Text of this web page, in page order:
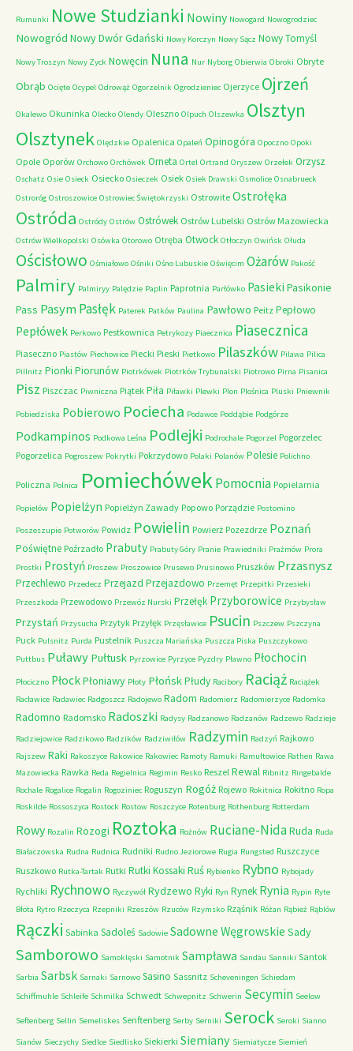
Rumunki Nowe Studzianki Nowiny Nowogard Nowogrodziec
Nowogród Nowy Dwór Gdański Nowy Korczyn Nowy Sącz Nowy Tomyśl
Nowy Troszyn Nowy Zyck Nowęcin Nuna Nur Nyborg Obierwia Obroki Obryte
Obrąb Ocięte Ocypel Odrowąż Ogorzelnik Ogrodzieniec Ojerzyce Ojrzeń
Okalewo Okuninka Olecko Olendy Oleszno Olpuch Olszewka Olsztyn
Olsztynek Olędzkie Opalenica Opaleń Opinogóra Opoczno Opoki
Opole Oporów Orchowo Orchówek Orneta Ortel Ortrand Oryszew Orzełek Orzysz
Oschatz Osie Osieck Osiecko Osieczek Osiek Osiek Drawski Osmolice Osnabrueck
Ostroróg Ostroszowice Ostrowiec Świętokrzyski Ostrowite Ostrołęka
Ostróda Ostródy Ostrów Ostrówek Ostrów Lubelski Ostrów Mazowiecka
Ostrów Wielkopolski Osówka Otorowo Otręba Otwock Otłoczyn Owińsk Ołuda
Ościsłowo Ośmiałowo Ośniki Ośno Lubuskie Oświęcim Ożarów Pakość
Palmiry Palmiryy Palędzie Paplin Paprotnia Parłówko Pasieki Pasikonie
Pass PasymPasłęk Paterek Patków Paulina Pawłowo Peitz Pepłowo
Pepłówek Perkowo Pestkownica Petrykozy Piaecznica Piasecznica
Piaseczno Piastów Piechowice Piecki Pieski Pietkowo Pilaszków Pilawa Pilica
Pillnitz Pionki Piorunów Piotrkówek Piotrków Trybunalski Piotrowo Pirna Pisanica
Pisz Piszczac Piwniczna Piątek Piła Piławki Plewki Plon Plośnica Pluski Pniewnik
Pobiedziska Pobierowo Pociecha Podawce Poddąbie Podgórze
Podkampinos Podkowa Leśna Podlejki Podrochale Pogorzel Pogorzelec
Pogorzelica Pogroszew Pokrytki Pokrzydowo Polaki Polanów Polesie Polichno
Policzna Polnica PomiechówekPomocnia Popielarnia
Popielów Popielżyn Popielżyn Zawady Popowo Porządzie Postomino
Poszeszupie Potworów Powidz Powielin Powierż Pozezdrze Poznań
Poświętne Poźrzadło Prabuty Prabuty Góry Pranie Prawiedniki Prażmów Prora
Prostki Prostyń Proszew Proszowice Prusewo Prusinowo Pruszków Przasnysz
Przechlewo Przedecz Przejazd Przejazdowo Przemęt Przepitki Przesieki
Przeszkoda Przewodowo Przewóz Nurski Przełęk Przyborowice Przybysław
Przystań Przysucha Przytyk Przyłęk Przęsławice Psucin Pszczew Pszczyna
Puck Pulsnitz Purda Pustelnik Puszcza Mariańska Puszcza Piska Puszczykowo
Puttbus Puławy Pułtusk Pyrzowice Pyrzyce Pyzdry Pławno Płochocin
Płociczno PłockPłoniawy Płoty PłońskPłudy Racibory Raciąż Raciążek
Racławice Radawiec Radgoszcz Radojewo Radom Radomierz Radomierzyce Radomka
Radomno Radomsko Radoszki Radysy Radzanowo Radzanów Radzewo Radzieje
Radziejowice Radzikowo Radzików Radziwiłów Radzymin Radzyń Rajkowo
Rajszew Raki Rakoszyce Rakowice Rakowiec Ramoty Ramuki Ramułtowice Rathen Rawa
Mazowiecka Rawka Reda Regielnica Regimin Resko Reszel Rewal Ribnitz Ringebalde
Rochale Rogalice Rogalin Rogoziniec Roguszyn Rogóż Rojewo Rokitnica Rokitno Ropa
Roskilde Rossoszyca Rostock Rostow Roszczyce Rotenburg Rothenburg Rotterdam
Rowy Rozalin Rozogi Roztoka Rożnów Ruciane-NidaRuda Ruda
Białaczowska Rudna Rudnica Rudniki Rudno Jeziorowe Rugia Rungsted Ruszczyce
Ruszkowo Rutka-Tartak Rutki Rutki Kossaki Ruś Rybienko Rybno Rybojady
Rychliki Rychnowo Ryczywół Rydzewo Ryki Ryn Rynek Rynia Rypin Ryte
Błota Rytro Rzeczyca Rzepniki Rzeszów Rzuców Rzymsko Rząśnik Różan Rąbież Rąblów
Rączki Sabinka Sadoleś Sadowie Sadowne Węgrowskie Sady
Samborowo Samoklęski Samotnik Sampława Sandau Sanniki Santok
Sarbia Sarbsk Sarnaki Sarnowo Sasino Sassnitz Scheveningen Schiedam
Schiffmuhle Schleife Schmilka Schwedt Schwepnitz Schwerin Secymin Seelow
Seftenberg Sellin Semeliskes Senftenberg Serby Serniki Serock Seroki Sianno
Sianów Sieczychy Siedlce Siedlisko Siekierki Siemiany Siemiatycze Siemień